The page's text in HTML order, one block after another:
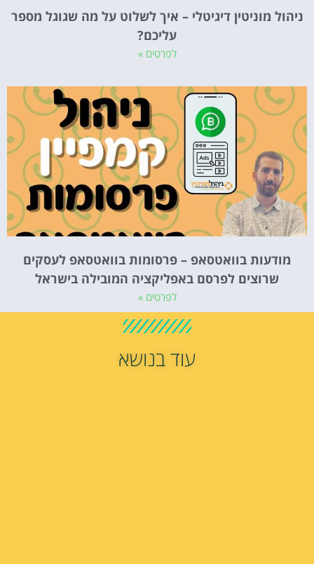
ניהול מוניטין דיגיטלי – איך לשלוט על מה שגוגל מספר
עליכם?
לפרטים »
מודעות בוואטסאפ – פרסומות בוואטסאפ לעסקים
שרוצים לפרסם באפליקציה המובילה בישראל
לפרטים »
עוד בנושא